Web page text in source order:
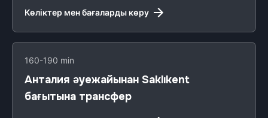
Көліктер мен бағаларды көру
160-190 min
Анталия әуежайынан Saklıkent
бағытына трансфер